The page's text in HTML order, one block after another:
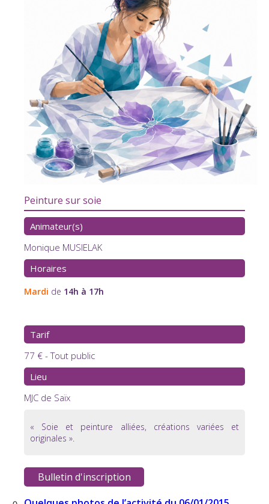
Peinture sur soie
Animateur(s)
Monique MUSIELAK
Horaires
Mardi de 14h à 17h
Tarif
77 € - Tout public
Lieu
MJC de Saïx
« Soie et peinture alliées, créations variées et
originales ».
Bulletin d'inscription